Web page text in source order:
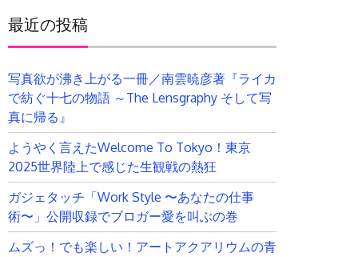
?>">
最近の投稿
写真欲が沸き上がる一冊／南雲暁彦著『ライカ
で紡ぐ十七の物語 ～The Lensgraphy そして写
真に帰る』
ようやく言えたWelcome To Tokyo！東京
2025世界陸上で感じた生観戦の熱狂
ガジェタッチ「Work Style 〜あなたの仕事
術〜」公開収録でブロガー愛を叫ぶの巻
ムズっ！でも楽しい！アートアクアリウムの青